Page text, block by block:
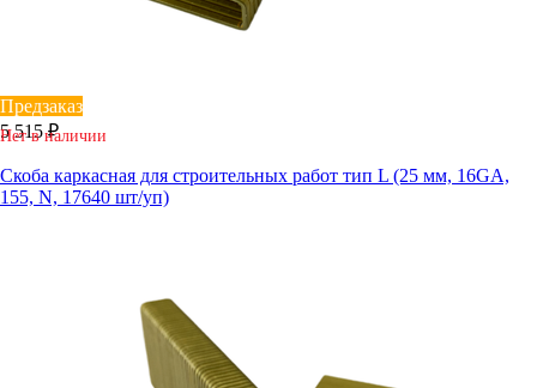
Предзаказ
5 515 ₽
Нет в наличии
Скоба каркасная для строительных работ тип L (25 мм, 16GA,
155, N, 17640 шт/уп)